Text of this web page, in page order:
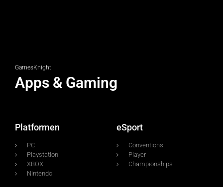
GamesKnight
Apps & Gaming
Platformen
PC
Playstation
XBOX
Nintendo
eSport
Conventions
Player
Championships